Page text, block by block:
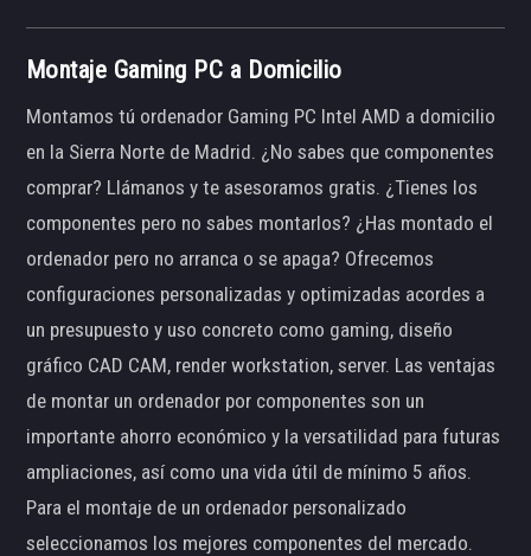
Montaje Gaming PC a Domicilio
Montamos tú ordenador Gaming PC Intel AMD a domicilio
en la Sierra Norte de Madrid. ¿No sabes que componentes
comprar? Llámanos y te asesoramos gratis. ¿Tienes los
componentes pero no sabes montarlos? ¿Has montado el
ordenador pero no arranca o se apaga? Ofrecemos
configuraciones personalizadas y optimizadas acordes a
un presupuesto y uso concreto como gaming, diseño
gráfico CAD CAM, render workstation, server. Las ventajas
de montar un ordenador por componentes son un
importante ahorro económico y la versatilidad para futuras
ampliaciones, así como una vida útil de mínimo 5 años.
Para el montaje de un ordenador personalizado
seleccionamos los mejores componentes del mercado.